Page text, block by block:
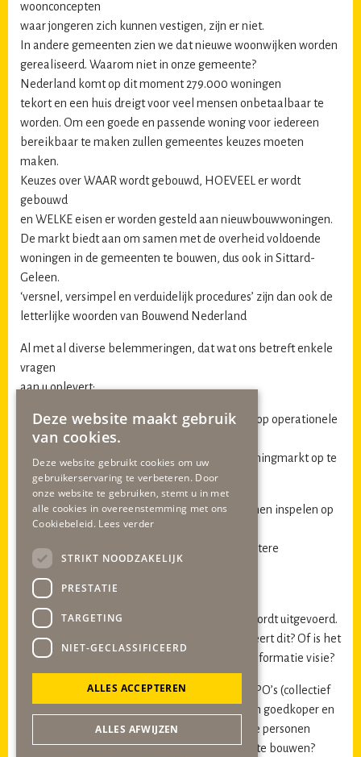
woonconcepten
waar jongeren zich kunnen vestigen, zijn er niet.
In andere gemeenten zien we dat nieuwe woonwijken worden
gerealiseerd. Waarom niet in onze gemeente?
Nederland komt op dit moment 279.000 woningen
tekort en een huis dreigt voor veel mensen onbetaalbaar te
worden. Om een goede en passende woning voor iedereen
bereikbaar te maken zullen gemeentes keuzes moeten
maken.
Keuzes over WAAR wordt gebouwd, HOEVEEL er wordt
gebouwd
en WELKE eisen er worden gesteld aan nieuwbouwwoningen.
De markt biedt aan om samen met de overheid voldoende
woningen in de gemeenten te bouwen, dus ook in Sittard-
Geleen.
‘versnel, versimpel en verduidelijk procedures’ zijn dan ook de
letterlijke woorden van Bouwend Nederland
Al met al diverse belemmeringen, dat wat ons betreft enkele
vragen
aan u oplevert:
) Op welke manier zijn we in onze gemeente op operationele
wijze
bezig om de diverse problematieken in de woningmarkt op te
lossen?
) Wat is nodig om flexibeler en sneller te kunnen inspelen op
de
wensen in de woningmarkt en dus met een kortere
doorlooptijd
tot ontwikkelingen te komen?
) De transformatie visie van atelier Romain wordt uitgevoerd.
Zijn we hier nog altijd tevreden over? Functioneert dit? Of is het
tijd voor een realistische woningvoorraad transformatie visie?
) Bent u bereid tot vergaand faciliteren van CPO’s (collectief
particulier opdrachtgeverschap). CPO’s bouwen goedkoper en
vormen meteen een sociaal collectief van prive personen
door samen een woonblok, woonwijk of hofje te bouwen?
Deze website maakt gebruik
van cookies.
Deze website gebruikt cookies om uw
gebruikerservaring te verbeteren. Door
onze website te gebruiken, stemt u in met
alle cookies in overeenstemming met ons
Cookiebeleid. Lees verder
STRIKT NOODZAKELIJK
PRESTATIE
TARGETING
NIET-GECLASSIFICEERD
ALLES ACCEPTEREN
ALLES AFWIJZEN